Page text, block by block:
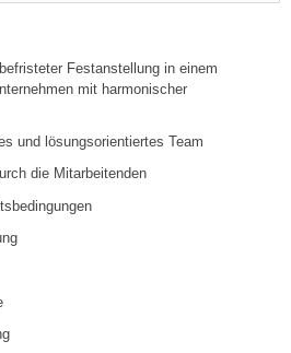
Festanstellung in einem
mit harmonischer
und lösungsorientiertes Team
die Mitarbeitenden